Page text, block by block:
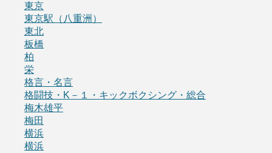
東京
東京駅（八重洲）
東北
板橋
柏
栄
格言・名言
格闘技・K－１・キックボクシング・総合
梅木雄平
梅田
横浜
横浜